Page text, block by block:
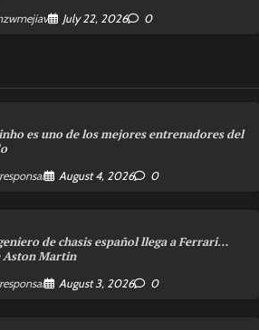
July 22, 2026 0
es uno de los mejores entrenadores del
August 4, 2026 0
de chasis español llega a Ferrari…
Aston Martin
August 3, 2026 0